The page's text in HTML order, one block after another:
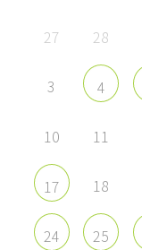
27 28
3 4
10 11
17 18
24 25